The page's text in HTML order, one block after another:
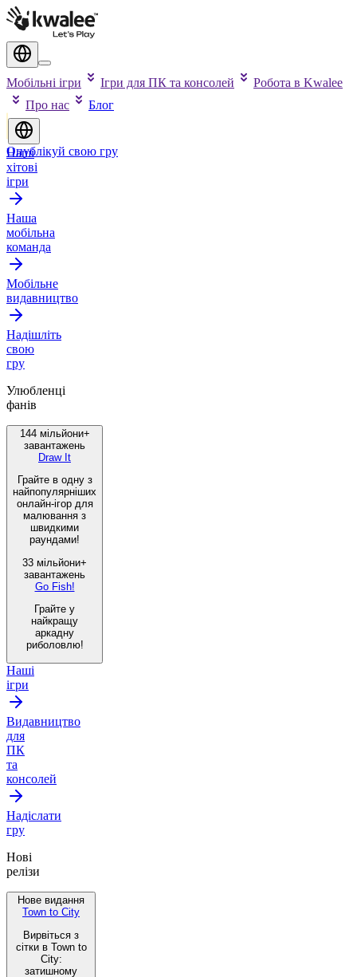
Мобільні ігри Ігри для ПК та консолей
Робота в Kwalee
Про нас
Блог
Опублікуй свою гру
Наші
хітові
ігри
Наша
мобільна
команда
Мобільне
видавництво
Надішліть
свою
гру
Улюбленці
фанів
144 мільйони+
завантажень
Draw It
Грайте в одну з
найпопулярніших
онлайн-ігор для
малювання з
швидкими
раундами!
33 мільйони+
завантажень
Go Fish!
Грайте у
найкращу
аркадну
риболовлю!
Наші
ігри
Видавництво
для
ПК
та
консолей
Надіслати
гру
Нові
релізи
Нове видання
Town to City
Вирвіться з
сітки в Town to
City:
затишному